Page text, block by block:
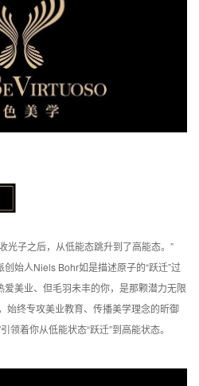
子之后，从低能态跳升到了高能态。”
始人Niels Bohr如是描述原子的“跃迁”过
美业、但毛羽未丰的你，是那颗潜力无限
始终专攻美业教育、传播美学理念的昕御
领着你从低能状态“跃迁”到高能状态。